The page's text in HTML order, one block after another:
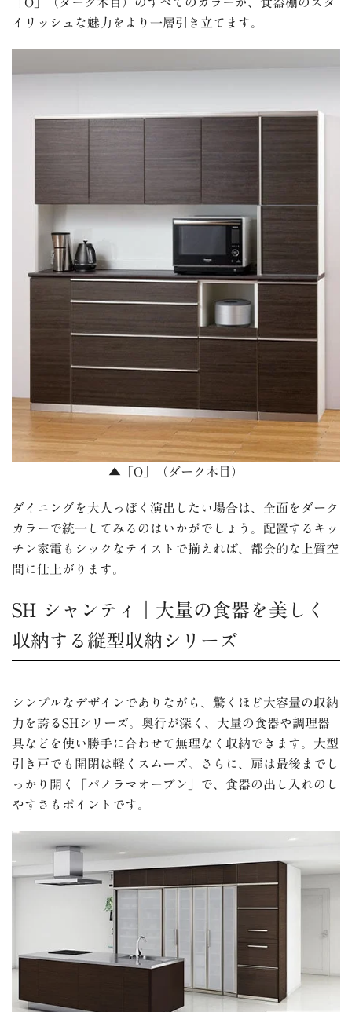
イリッシュな魅力をより一層引き立てます。
▲「O」（ダーク木目）
ダイニングを大人っぽく演出したい場合は、全面をダーク
カラーで統一してみるのはいかがでしょう。配置するキッ
チン家電もシックなテイストで揃えれば、都会的な上質空
間に仕上がります。
SH シャンティ｜大量の食器を美しく
収納する縦型収納シリーズ
シンプルなデザインでありながら、驚くほど大容量の収納
力を誇るSHシリーズ。奥行が深く、大量の食器や調理器
具などを使い勝手に合わせて無理なく収納できます。大型
引き戸でも開閉は軽くスムーズ。さらに、扉は最後までし
っかり開く「パノラマオープン」で、食器の出し入れのし
やすさもポイントです。